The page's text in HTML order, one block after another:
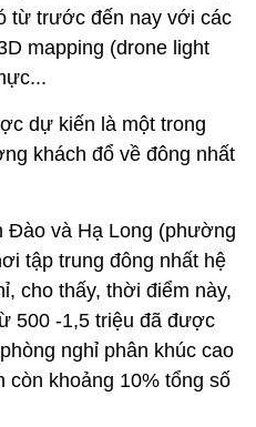
từ trước đến nay với các
mapping (drone light
dự kiến là một trong
khách đổ về đông nhất
và Hạ Long (phường
tập trung đông nhất hệ
cho thấy, thời điểm này,
500 -1,5 triệu đã được
nghỉ phân khúc cao
còn khoảng 10% tổng số